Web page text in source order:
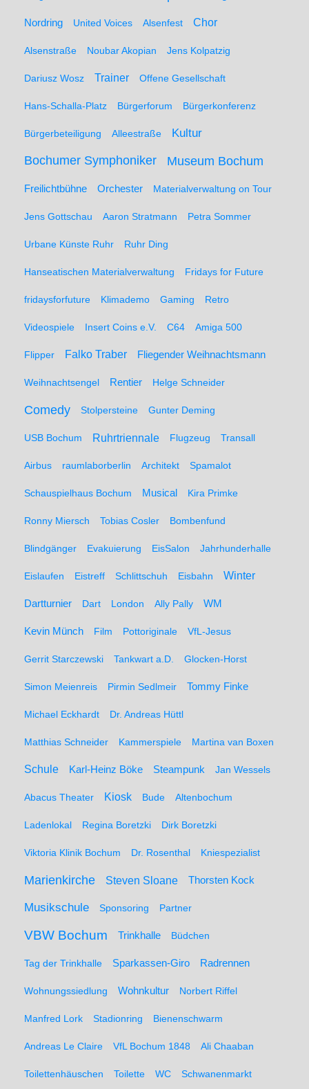
Nordring United Voices Alsenfest Chor
Alsenstraße Noubar Akopian Jens Kolpatzig
Dariusz Wosz Trainer Offene Gesellschaft
Hans-Schalla-Platz Bürgerforum Bürgerkonferenz
Bürgerbeteiligung Alleestraße Kultur
Bochumer Symphoniker Museum Bochum
Freilichtbühne Orchester Materialverwaltung on Tour
Jens Gottschau Aaron Stratmann Petra Sommer
Urbane Künste Ruhr Ruhr Ding
Hanseatischen Materialverwaltung Fridays for Future
fridaysforfuture Klimademo Gaming Retro
Videospiele Insert Coins e.V. C64 Amiga 500
Flipper Falko Traber Fliegender Weihnachtsmann
Weihnachtsengel Rentier Helge Schneider
Comedy Stolpersteine Gunter Deming
USB Bochum Ruhrtriennale Flugzeug Transall
Airbus raumlaborberlin Architekt Spamalot
Schauspielhaus Bochum Musical Kira Primke
Ronny Miersch Tobias Cosler Bombenfund
Blindgänger Evakuierung EisSalon Jahrhunderhalle
Eislaufen Eistreff Schlittschuh Eisbahn Winter
Dartturnier Dart London Ally Pally WM
Kevin Münch Film Pottoriginale VfL-Jesus
Gerrit Starczewski Tankwart a.D. Glocken-Horst
Simon Meienreis Pirmin Sedlmeir Tommy Finke
Michael Eckhardt Dr. Andreas Hüttl
Matthias Schneider Kammerspiele Martina van Boxen
Schule Karl-Heinz Böke Steampunk Jan Wessels
Abacus Theater Kiosk Bude Altenbochum
Ladenlokal Regina Boretzki Dirk Boretzki
Viktoria Klinik Bochum Dr. Rosenthal Kniespezialist
Marienkirche Steven Sloane Thorsten Kock
Musikschule Sponsoring Partner
VBW Bochum Trinkhalle Büdchen
Tag der Trinkhalle Sparkassen-Giro Radrennen
Wohnungssiedlung Wohnkultur Norbert Riffel
Manfred Lork Stadionring Bienenschwarm
Andreas Le Claire VfL Bochum 1848 Ali Chaaban
Toilettenhäuschen Toilette WC Schwanenmarkt